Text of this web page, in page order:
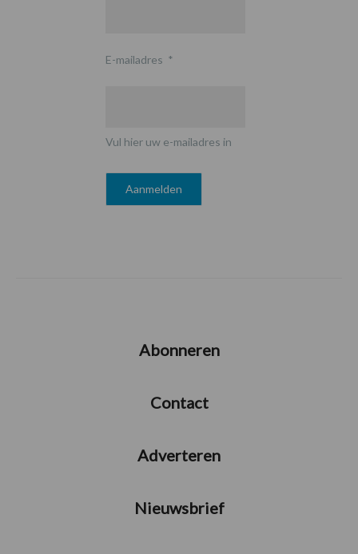
E-mailadres *
Vul hier uw e-mailadres in
Abonneren
Contact
Adverteren
Nieuwsbrief